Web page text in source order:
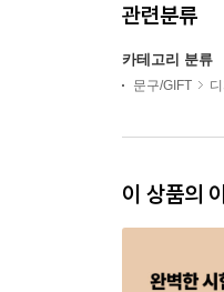
관련분류
카테고리 분류
문구/GIFT
이 상품의